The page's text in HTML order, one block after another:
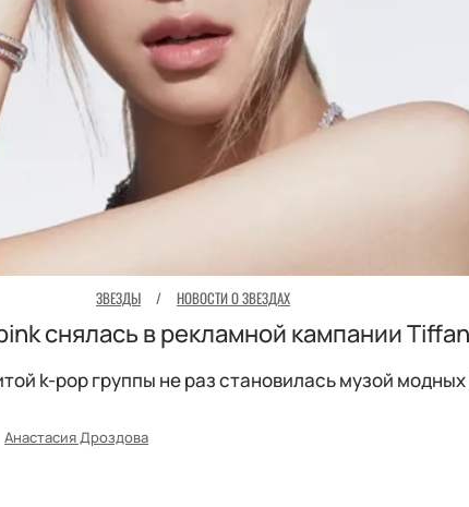
ЗВЕЗДЫ / НОВОСТИ О ЗВЕЗДАХ
снялась в рекламной кампании
k-pop группы не раз становилась музой
Анастасия Дроздова